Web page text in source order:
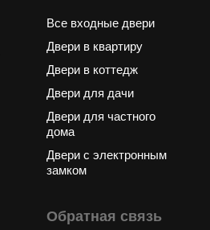
Все входные двери
Двери в квартиру
Двери в коттедж
Двери для дачи
Двери для частного
дома
Двери с электронным
замком
Обратная связь